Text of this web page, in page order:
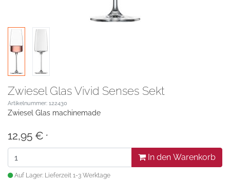
Zwiesel Glas Vivid Senses Sekt
Artikelnummer: 122430
Zwiesel Glas machinemade
12,95 € *
In den Warenkorb
Auf Lager: Lieferzeit 1-3 Werktage